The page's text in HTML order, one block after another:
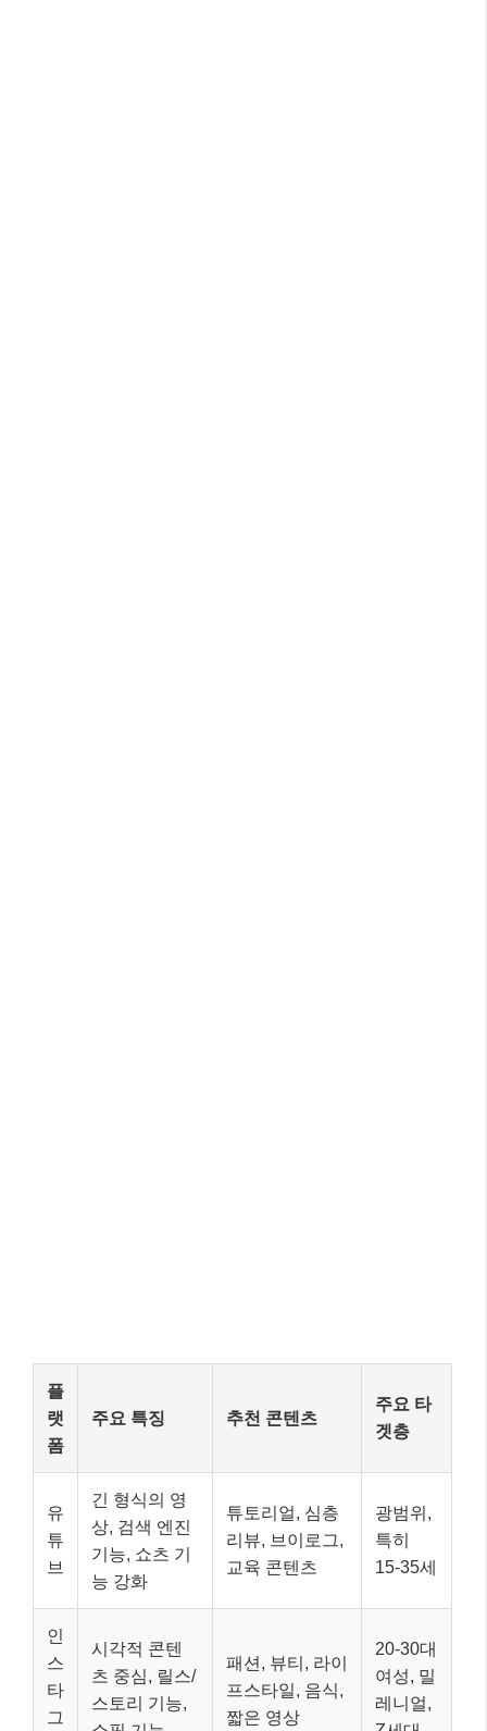
플
랫
폼
주요 특징 추천 콘텐츠
주요 타
겟층
유
튜
브
긴 형식의 영
상, 검색 엔진
기능, 쇼츠 기
능 강화
튜토리얼, 심층
리뷰, 브이로그,
교육 콘텐츠
광범위,
특히
15-35세
인
스
타
그
시각적 콘텐
츠 중심, 릴스/
스토리 기능,
패션, 뷰티, 라이
프스타일, 음식,
짧은 영상
20-30대
여성, 밀
레니얼,